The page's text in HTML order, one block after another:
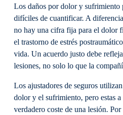
Los daños por dolor y sufrimiento
difíciles de cuantificar. A
no hay una cifra fija para el dolor
el trastorno de estrés
vida. Un acuerdo justo debe
lesiones, no solo lo que la
Los ajustadores de seguros
dolor y el sufrimiento, pero estas
verdadero coste de una lesión.